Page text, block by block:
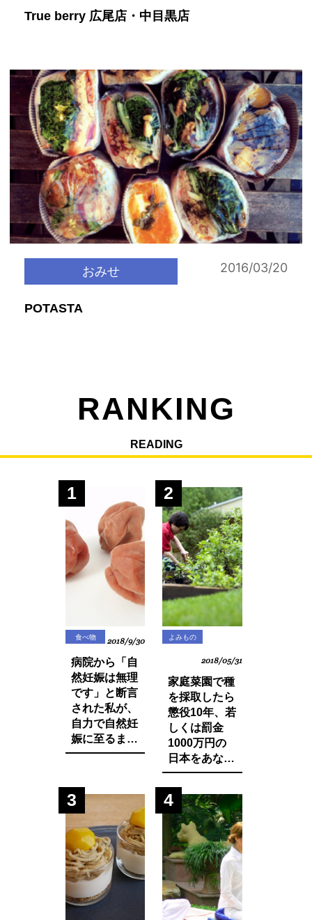
True berry 広尾店・中目黒店
おみせ 2016/03/20
POTASTA
RANKING
READING
1
食べ物 2018/9/30
病院から「自
然妊娠は無理
です」と断言
された私が、
自力で自然妊
娠に至るまで
に実践した生
物の改善・身
体の変化につ
いてお話しし
ます。
2
よみもの
2018/05/31
家庭菜園で種
を採取したら
懲役10年、若
しくは罰金
1000万円の
日本をあなた
は想像できま
すか？今まで
登録品種のみ
禁止されてい
た種採りや脇
芽挿しが原則
禁止の方向
に・・？
3 4